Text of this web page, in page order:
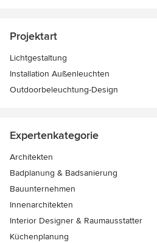
Projektart
Lichtgestaltung
Installation Außenleuchten
Outdoorbeleuchtung-Design
Expertenkategorie
Architekten
Badplanung & Badsanierung
Bauunternehmen
Innenarchitekten
Interior Designer & Raumausstatter
Küchenplanung